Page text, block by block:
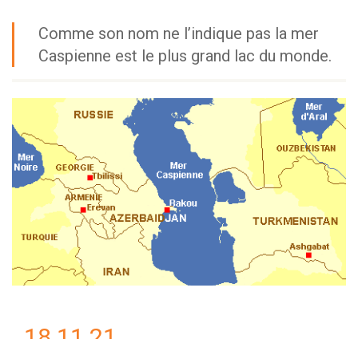
Comme son nom ne l’indique pas la mer
Caspienne est le plus grand lac du monde.